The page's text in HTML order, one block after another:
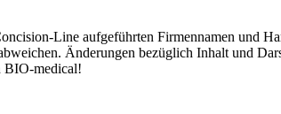
Line aufgeführten Firmennamen und
Änderungen bezüglich Inhalt und
BIO-medical!